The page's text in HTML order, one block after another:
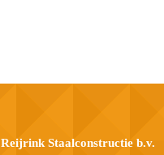
Reijrink Staalconstructie b.v.